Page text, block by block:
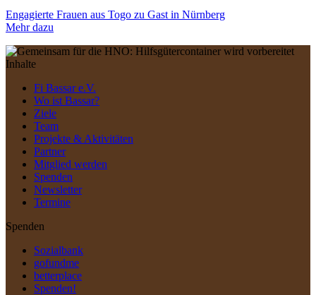
Engagierte Frauen aus Togo zu Gast in Nürnberg
Mehr dazu
Inhalte
Fi Bassar e.V.
Wo ist Bassar?
Ziele
Team
Projekte & Aktivitäten
Partner
Mitglied werden
Spenden
Newsletter
Termine
Spenden
Sozialbank
gofundme
betterplace
Spenden!